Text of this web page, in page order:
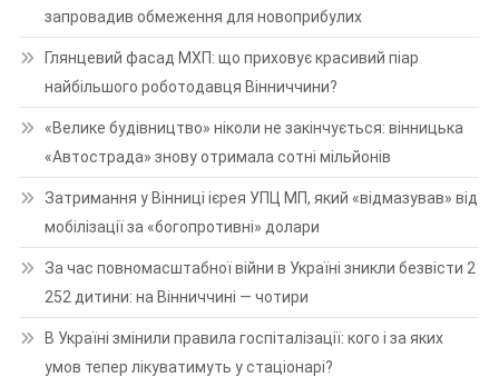
запровадив обмеження для новоприбулих
Глянцевий фасад МХП: що приховує красивий піар
найбільшого роботодавця Вінниччини?
«Велике будівництво» ніколи не закінчується: вінницька
«Автострада» знову отримала сотні мільйонів
Затримання у Вінниці ієрея УПЦ МП, який «відмазував» від
мобілізації за «богопротивні» долари
За час повномасштабної війни в Україні зникли безвісти 2
252 дитини: на Вінниччині — чотири
В Україні змінили правила госпіталізації: кого і за яких
умов тепер лікуватимуть у стаціонарі?